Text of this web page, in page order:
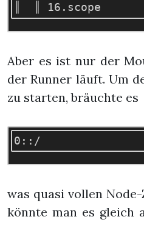
Aber es ist nur der
der Runner läuft. Um
zu starten, bräuchte es
was quasi vollen
könnte man es gleich